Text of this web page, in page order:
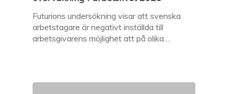
Futurions undersökning visar att svenska
arbetstagare är negativt inställda till
arbetsgivarens möjlighet att på olika…